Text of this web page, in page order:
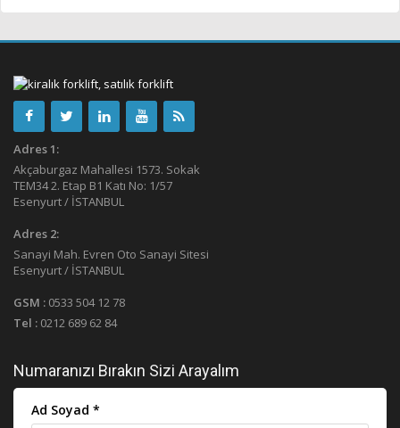
Adres 1:
Akçaburgaz Mahallesi 1573. Sokak
TEM34 2. Etap B1 Katı No: 1/57
Esenyurt / İSTANBUL
Adres 2:
Sanayi Mah. Evren Oto Sanayi Sitesi
Esenyurt / İSTANBUL
GSM : 0533 504 12 78
Tel : 0212 689 62 84
Numaranızı Bırakın Sizi Arayalım
Ad Soyad *